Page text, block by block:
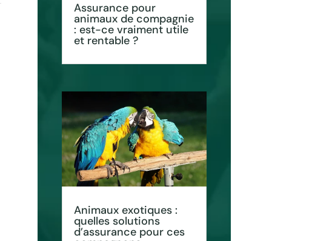
Assurance pour
animaux de compagnie
: est-ce vraiment utile
et rentable ?
Animaux exotiques :
quelles solutions
d’assurance pour ces